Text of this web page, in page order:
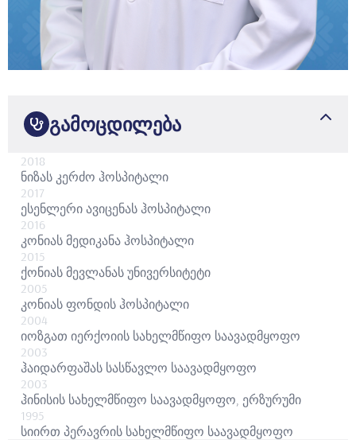
გამოცდილება
2018
ნიზას კერძო ჰოსპიტალი
2017
ესენლერი ავიცენას ჰოსპიტალი
2016
კონიას მედიკანა ჰოსპიტალი
2015
ქონიას მევლანას უნივერსიტეტი
2005
კონიას ფონდის ჰოსპიტალი
2004
იოზგათ იერქოიის სახელმწიფო საავადმყოფო
2003
ჰაიდარფაშას სასწავლო საავადმყოფო
2003
ჰინისის სახელმწიფო საავადმყოფო, ერზურუმი
1995
სიირთ პერავრის სახელმწიფო საავადმყოფო